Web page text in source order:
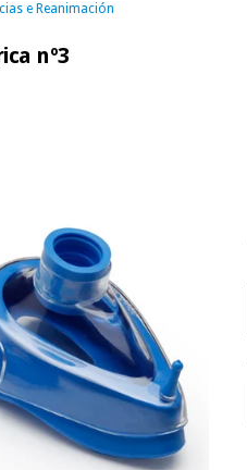
e Reanimación
nº3